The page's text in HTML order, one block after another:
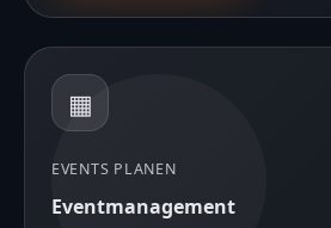
▦
EVENTS PLANEN
Eventmanagement